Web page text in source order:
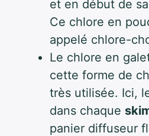
et en début de
Ce chlore en
appelé chlore-
Le chlore en
cette forme de
très utilisée. Ici,
dans chaque
panier diffuseur